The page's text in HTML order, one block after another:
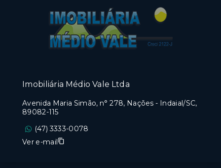
Imobiliária Médio Vale Ltda
Avenida Maria Simão, n° 278, Nações - Indaial/SC,
89082-115
(47) 3333-0078
Ver e-mail